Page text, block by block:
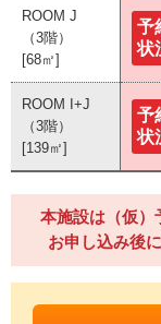
ROOM J
（3階）
[68㎡]
予
状
ROOM I+J
（3階）
[139㎡]
予
状
ROOM J
（3階）
[68㎡]
予
状
ROOM I+J
（3階）
[139㎡]
予
状
本施設は（仮）
お申し込み後